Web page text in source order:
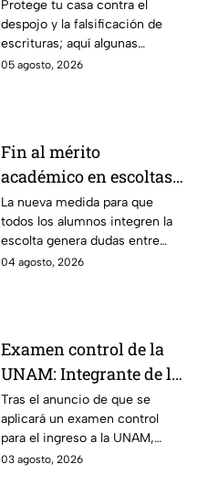
notariales para blindar
tu patrimonio en CDMX
Protege tu casa contra el
despojo y la falsificación de
escrituras; aquí algunas
recomendaciones de expertos
05 agosto, 2026
Fin al mérito
académico en escoltas
escolares: La nueva
medida de equidad que
divide a padres y
expertos
La nueva medida para que
todos los alumnos integren la
escolta genera dudas entre
padres y especialistas. Así
04 agosto, 2026
Examen control de la
UNAM: Integrante de la
Comisión Técnica
explica a quiénes se
aplicará y cómo
funcionará | VIDEO
Tras el anuncio de que se
aplicará un examen control
para el ingreso a la UNAM,
surgieron muchas dudas
03 agosto, 2026